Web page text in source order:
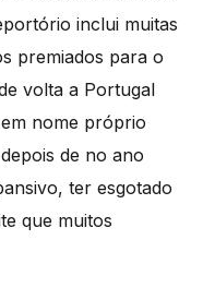
inclui muitas
premiados para o
volta a Portugal
nome próprio
de no ano
ter esgotado
que muitos